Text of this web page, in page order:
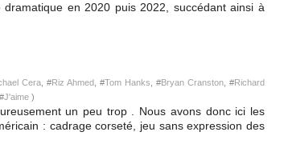
en 2020 puis 2022, succédant ainsi à
Cera , #Riz Ahmed , #Tom Hanks , #Bryan Cranston , #Richard
, #J'aime )
un peu trop . Nous avons donc ici les
: cadrage corseté, jeu sans expression des